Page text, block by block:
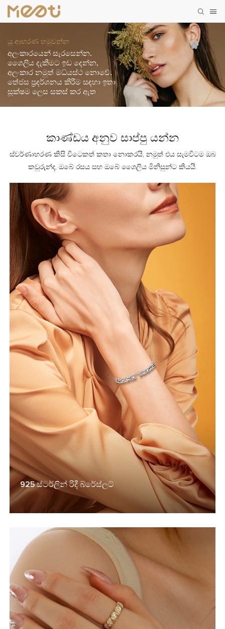
යූ ආභරණ හමුවන්න
අලංකාරයෙන් සැරසෙන්න.
ශෛලිය දැකීමට ඉඩ දෙන්න,
අලංකාර නමුත් මධ්යස්ථ නොවේ.
තේජස ප්‍රදර්ශනය කිරීම සඳහා ඉතා
සූක්ෂම ලෙස සකස් කර ඇත
කාණ්ඩය අනුව සාප්පු යන්න
ස්වර්ණාභරණ කිසි විටෙකත් කතා නොකරයි, නමුත් එය සැමවිටම ඔබ
කවුරුන්ද, ඔබේ රසය සහ ඔබේ ශෛලිය මිනිසුන්ට කියයි.
925 ස්ටර්ලින් රිදී බ්රේස්ලට්